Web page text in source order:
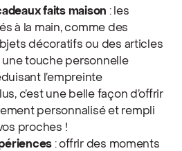
faits maison : les
à la main, comme des
décoratifs ou des articles
touche personnelle
l’empreinte
c’est une belle façon d’offrir
personnalisé et rempli
proches !
: offrir des moments